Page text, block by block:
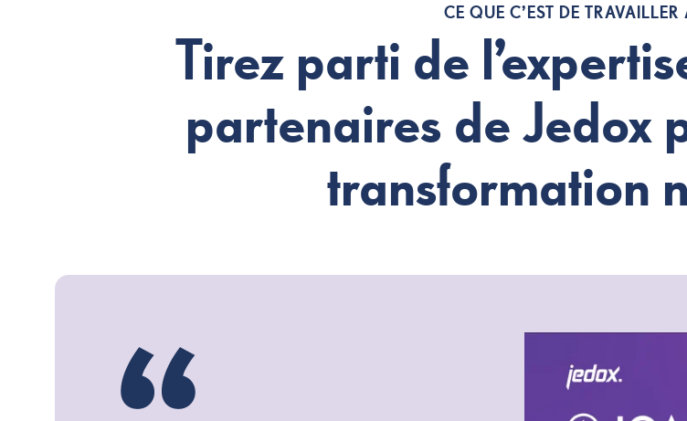
CE QUE C’EST DE
Tirez parti de
partenaires de Jedox
transformation